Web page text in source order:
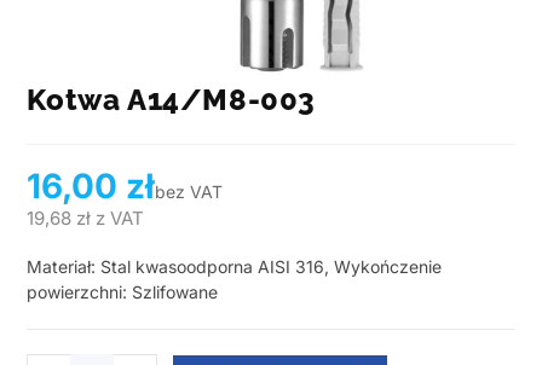
Kotwa A14/M8-003
16,00 złbez VAT
19,68 zł z VAT
Materiał: Stal kwasoodporna AISI 316, Wykończenie
powierzchni: Szlifowane